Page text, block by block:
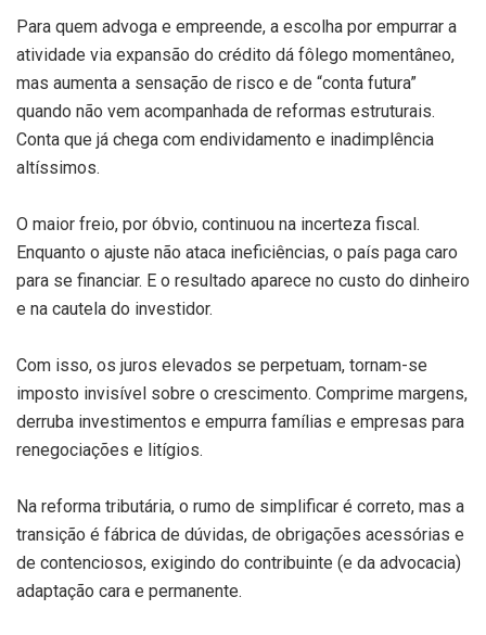
Para quem advoga e empreende, a escolha por empurrar a
atividade via expansão do crédito dá fôlego momentâneo,
mas aumenta a sensação de risco e de “conta futura”
quando não vem acompanhada de reformas estruturais.
Conta que já chega com endividamento e inadimplência
altíssimos.
O maior freio, por óbvio, continuou na incerteza fiscal.
Enquanto o ajuste não ataca ineficiências, o país paga caro
para se financiar. E o resultado aparece no custo do dinheiro
e na cautela do investidor.
Com isso, os juros elevados se perpetuam, tornam-se
imposto invisível sobre o crescimento. Comprime margens,
derruba investimentos e empurra famílias e empresas para
renegociações e litígios.
Na reforma tributária, o rumo de simplificar é correto, mas a
transição é fábrica de dúvidas, de obrigações acessórias e
de contenciosos, exigindo do contribuinte (e da advocacia)
adaptação cara e permanente.